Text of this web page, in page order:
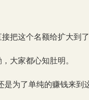
把这个名额给扩大到了
大家都心知肚明。
为了单纯的赚钱来到